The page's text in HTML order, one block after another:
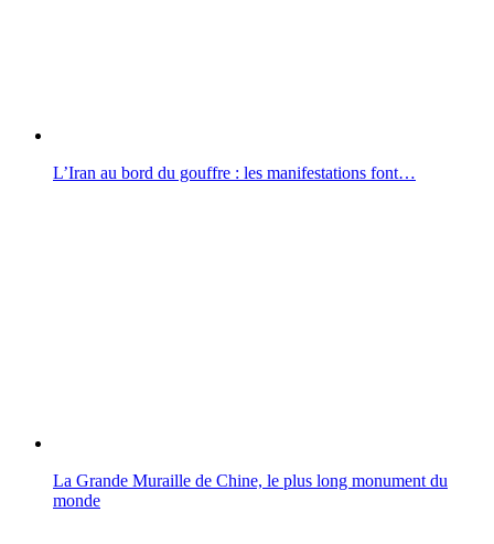
L’Iran au bord du gouffre : les manifestations font…
La Grande Muraille de Chine, le plus long monument du
monde